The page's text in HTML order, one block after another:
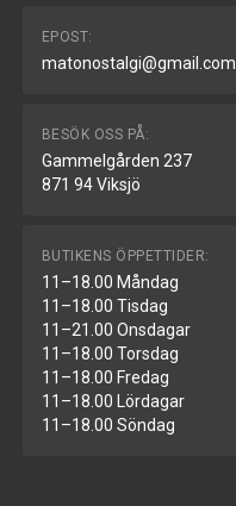
EPOST:
matonostalgi@gmail.com
BESÖK OSS PÅ:
Gammelgården 237
871 94 Viksjö
BUTIKENS ÖPPETTIDER:
11–18.00 Måndag
11–18.00 Tisdag
11–21.00 Onsdagar
11–18.00 Torsdag
11–18.00 Fredag
11–18.00 Lördagar
11–18.00 Söndag